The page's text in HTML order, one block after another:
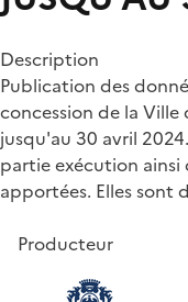
Description
Publication des
concession de la
jusqu'au 30 avril
partie exécution
apportées. Elles sont
Producteur